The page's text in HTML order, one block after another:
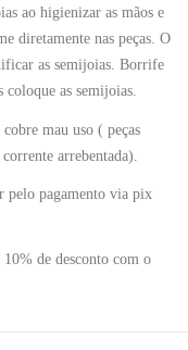
ao higienizar as mãos e
diretamente nas peças. O
as semijoias. Borrife
coloque as semijoias.
mau uso ( peças
arrebentada).
pelo pagamento via pix
de desconto com o